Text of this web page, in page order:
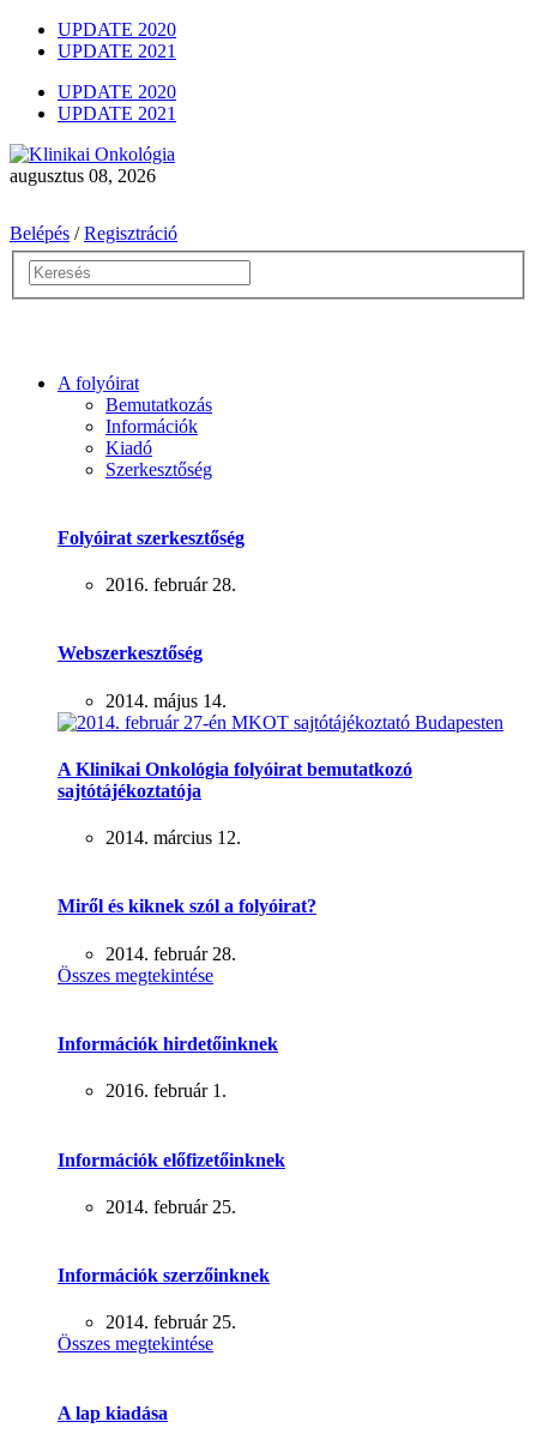
UPDATE 2020
UPDATE 2021
UPDATE 2020
UPDATE 2021
augusztus 08, 2026
Belépés / Regisztráció
A folyóirat
Bemutatkozás
Információk
Kiadó
Szerkesztőség
Folyóirat szerkesztőség
2016. február 28.
Webszerkesztőség
2014. május 14.
A Klinikai Onkológia folyóirat bemutatkozó
sajtótájékoztatója
2014. március 12.
Miről és kiknek szól a folyóirat?
2014. február 28.
Összes megtekintése
Információk hirdetőinknek
2016. február 1.
Információk előfizetőinknek
2014. február 25.
Információk szerzőinknek
2014. február 25.
Összes megtekintése
A lap kiadása